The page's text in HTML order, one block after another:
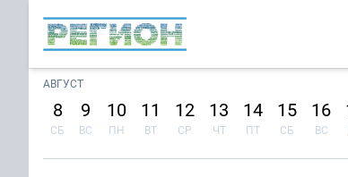
АВГУСТ
8
СБ
9
ВС
10
ПН
11
ВТ
12
СР
13
ЧТ
14
ПТ
15
СБ
16
ВС